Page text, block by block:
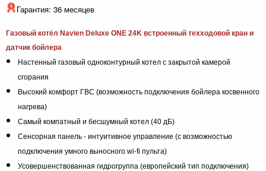
Гарантия: 36 месяцев
Газовый котёл Navien Deluxe ONE 24K встроенный техходовой кран и
датчик бойлера
Настенный газовый одноконтурный котел с закрытой камерой
сгорания
Высокий комфорт ГВС (возможность подключения бойлера косвенного
нагрева)
Самый компатный и бесшумный котел (40 дБ)
Сенсорная панель - интуитивное управление (с возможностью
подключения умного выносного wi-fi пульта)
Усовершенствованная гидрогруппа (европейский тип подключения)